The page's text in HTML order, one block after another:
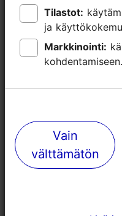
Lähellä olevia
Tilastot:
ja
Markkinointi:
kohdentamiseen.
Vain
välttämätön
Tilastot:
ja
Markkinointi:
kohdentamiseen.
Vain
välttämätön